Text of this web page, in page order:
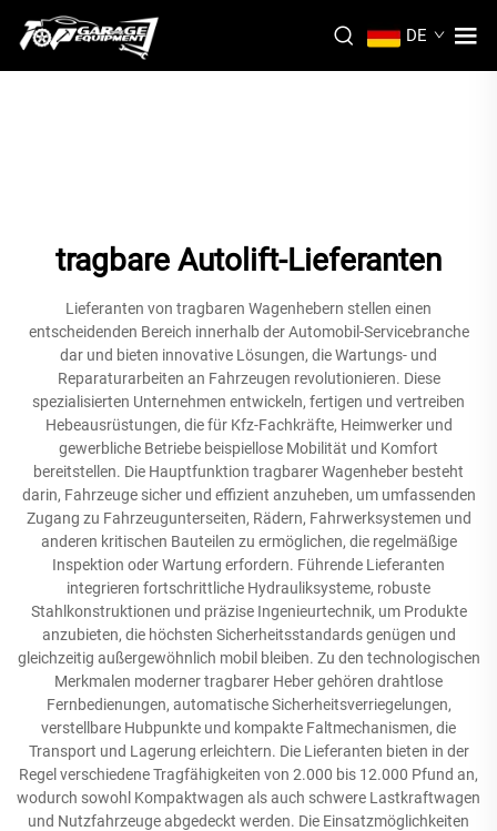
DE
tragbare Autolift-Lieferanten
Lieferanten von tragbaren Wagenhebern stellen einen
entscheidenden Bereich innerhalb der Automobil-Servicebranche
dar und bieten innovative Lösungen, die Wartungs- und
Reparaturarbeiten an Fahrzeugen revolutionieren. Diese
spezialisierten Unternehmen entwickeln, fertigen und vertreiben
Hebeausrüstungen, die für Kfz-Fachkräfte, Heimwerker und
gewerbliche Betriebe beispiellose Mobilität und Komfort
bereitstellen. Die Hauptfunktion tragbarer Wagenheber besteht
darin, Fahrzeuge sicher und effizient anzuheben, um umfassenden
Zugang zu Fahrzeugunterseiten, Rädern, Fahrwerksystemen und
anderen kritischen Bauteilen zu ermöglichen, die regelmäßige
Inspektion oder Wartung erfordern. Führende Lieferanten
integrieren fortschrittliche Hydrauliksysteme, robuste
Stahlkonstruktionen und präzise Ingenieurtechnik, um Produkte
anzubieten, die höchsten Sicherheitsstandards genügen und
gleichzeitig außergewöhnlich mobil bleiben. Zu den technologischen
Merkmalen moderner tragbarer Heber gehören drahtlose
Fernbedienungen, automatische Sicherheitsverriegelungen,
verstellbare Hubpunkte und kompakte Faltmechanismen, die
Transport und Lagerung erleichtern. Die Lieferanten bieten in der
Regel verschiedene Tragfähigkeiten von 2.000 bis 12.000 Pfund an,
wodurch sowohl Kompaktwagen als auch schwere Lastkraftwagen
und Nutzfahrzeuge abgedeckt werden. Die Einsatzmöglichkeiten